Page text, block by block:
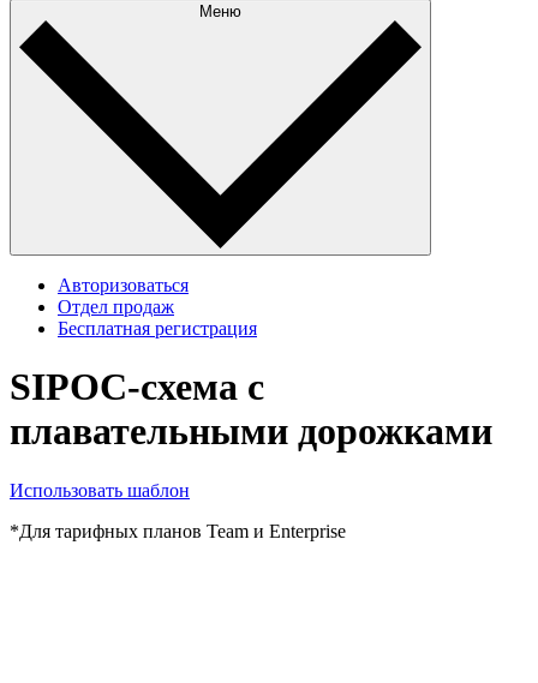
Меню
Авторизоваться
Отдел продаж
Бесплатная регистрация
SIPOC-схема с
плавательными дорожками
Использовать шаблон
*Для тарифных планов Team и Enterprise